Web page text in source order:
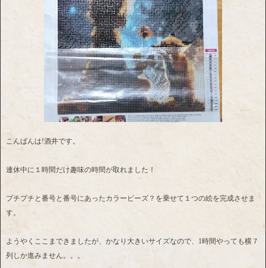
こんばんは!酒井です。
連休中に１時間だけ趣味の時間が取れました！
プチプチと番号と番号にあったカラービーズ？を乗せて１つの絵を完成させま
す。
ようやくここまできましたが、かなり大きいサイズなので、1時間やっても横７
列しか進みません。。。